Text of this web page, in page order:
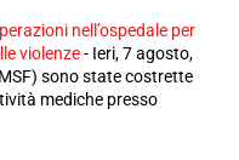
nell’ospedale per
violenze- Ieri, 7 agosto,
sono state costrette
mediche presso